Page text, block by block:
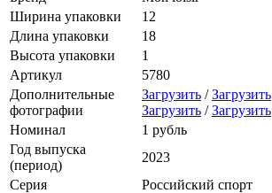
Ширина упаковки
12
Длина упаковки
18
Высота упаковки
1
Артикул
5780
Дополнительные
фотографии
Загрузить /Загрузить
Загрузить /Загрузить
Номинал
1 рубль
Год выпуска
(период)
2023
Серия
Российский спорт